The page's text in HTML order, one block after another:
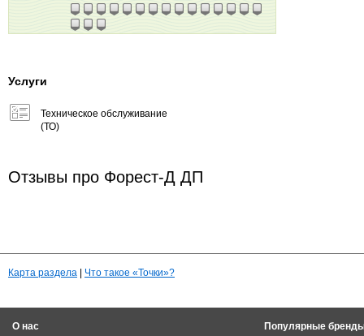
Услуги
Техническое обслуживание
(ТО)
Отзывы про Форест-Д ДП
Карта раздела Что такое «Точки»?
О нас
Популярные